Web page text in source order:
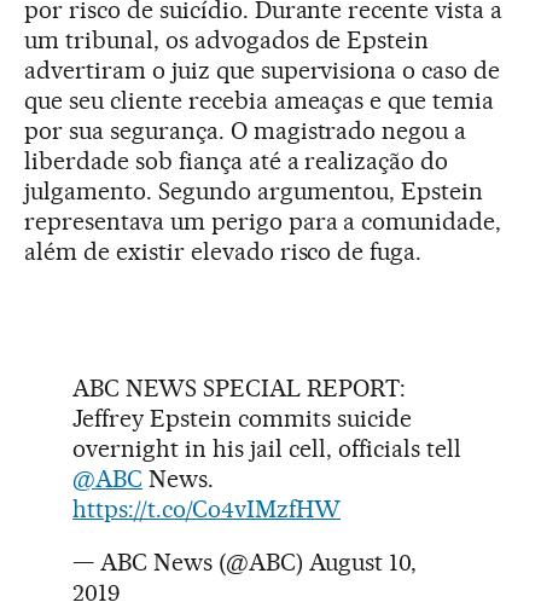
por risco de suicídio. Durante recente vista a
um tribunal, os advogados de Epstein
advertiram o juiz que supervisiona o caso de
que seu cliente recebia ameaças e que temia
por sua segurança. O magistrado negou a
liberdade sob fiança até a realização do
julgamento. Segundo argumentou, Epstein
representava um perigo para a comunidade,
além de existir elevado risco de fuga.
ABC NEWS SPECIAL REPORT:
Jeffrey Epstein commits suicide
overnight in his jail cell, officials tell
@ABC News.
https://t.co/Co4vIMzfHW
— ABC News (@ABC) August 10,
2019